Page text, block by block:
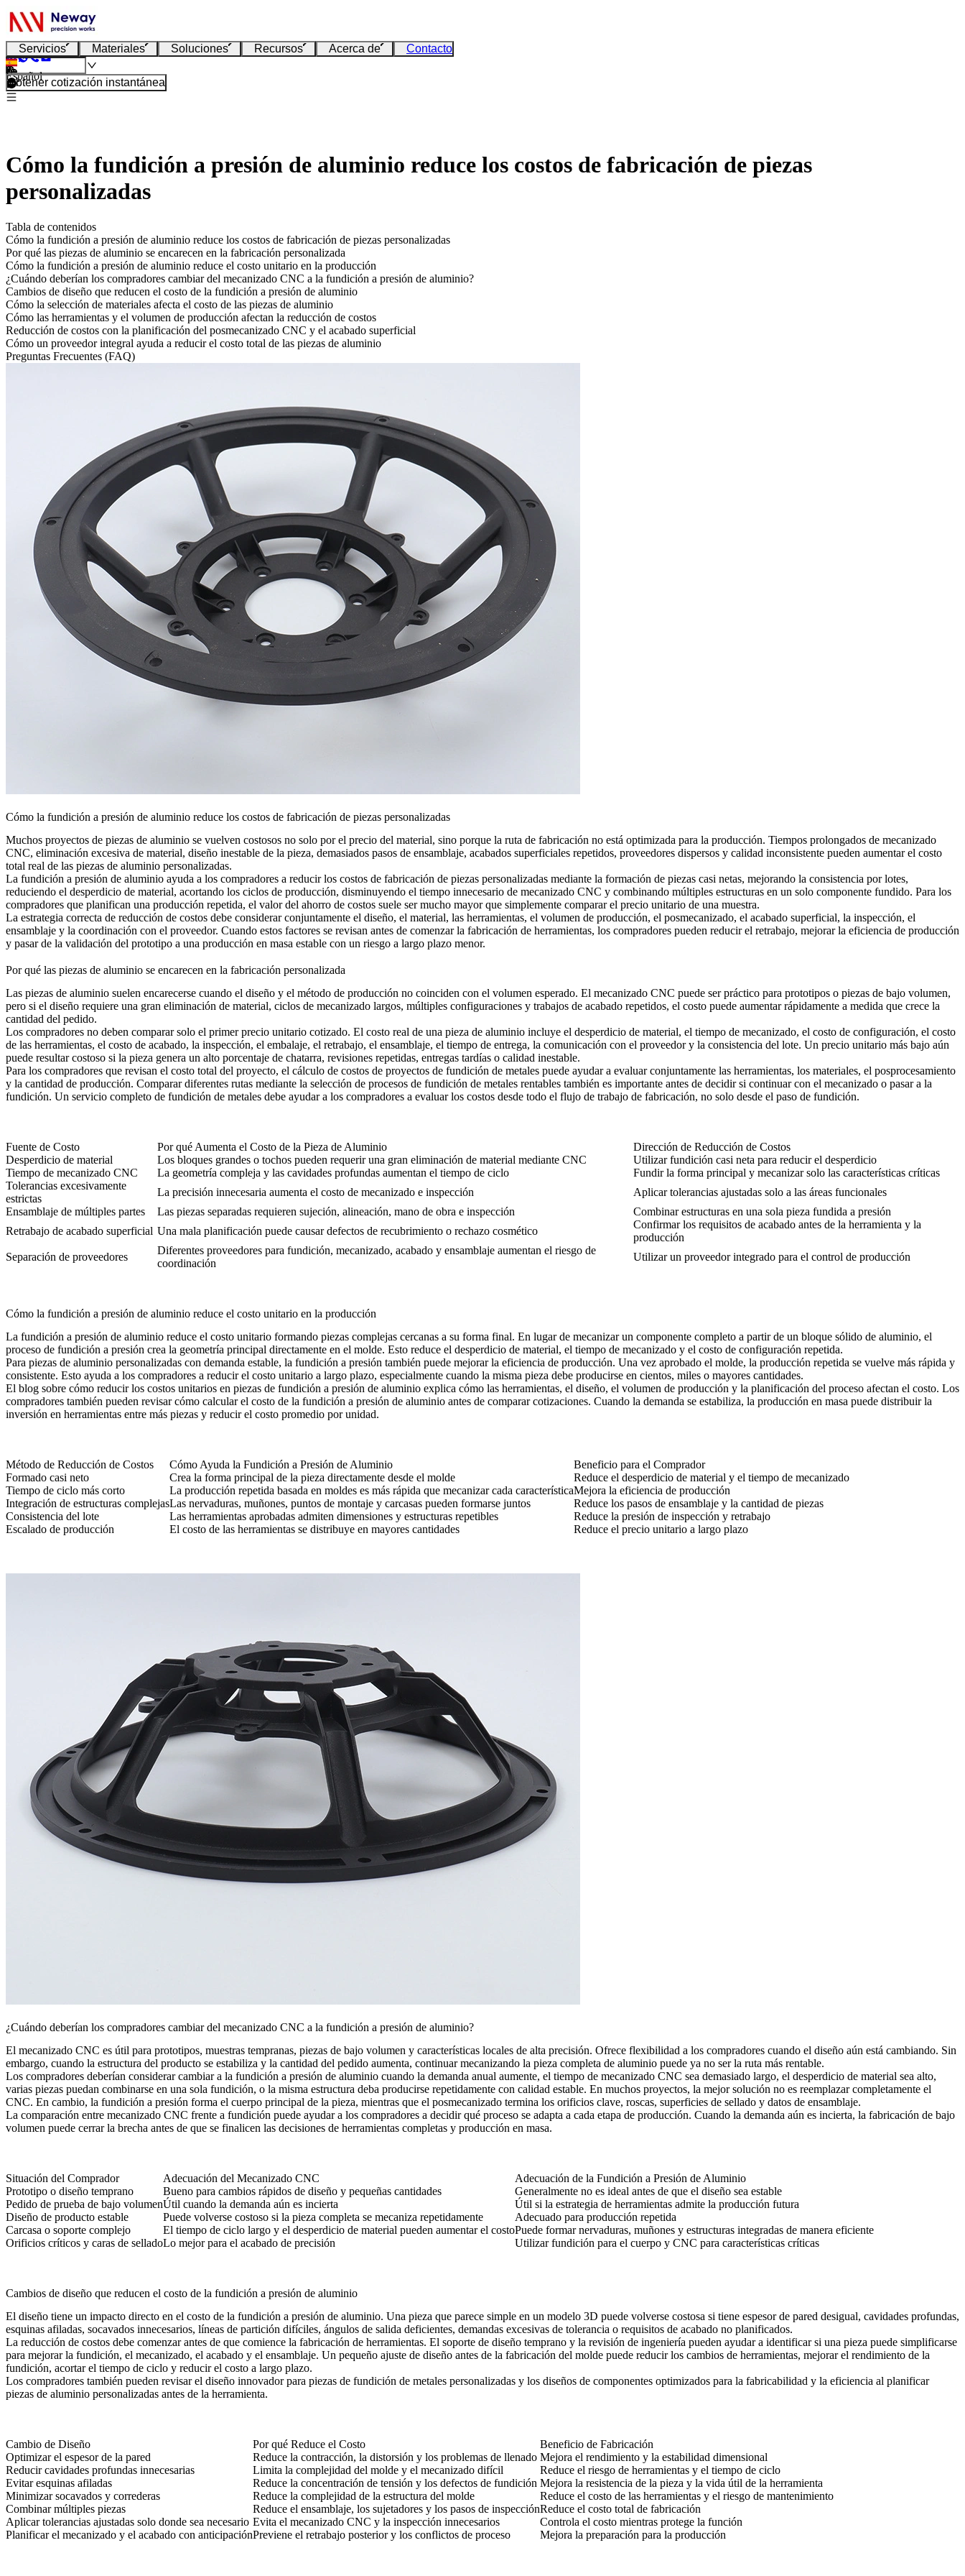
Servicios Materiales Soluciones Recursos Acerca de Contacto
Español
Obtener cotización instantánea
Cómo la fundición a presión de aluminio reduce los costos de fabricación de piezas
personalizadas
Tabla de contenidos
Cómo la fundición a presión de aluminio reduce los costos de fabricación de piezas personalizadas
Por qué las piezas de aluminio se encarecen en la fabricación personalizada
Cómo la fundición a presión de aluminio reduce el costo unitario en la producción
¿Cuándo deberían los compradores cambiar del mecanizado CNC a la fundición a presión de aluminio?
Cambios de diseño que reducen el costo de la fundición a presión de aluminio
Cómo la selección de materiales afecta el costo de las piezas de aluminio
Cómo las herramientas y el volumen de producción afectan la reducción de costos
Reducción de costos con la planificación del posmecanizado CNC y el acabado superficial
Cómo un proveedor integral ayuda a reducir el costo total de las piezas de aluminio
Preguntas Frecuentes (FAQ)
Cómo la fundición a presión de aluminio reduce los costos de fabricación de piezas personalizadas
Muchos proyectos de piezas de aluminio se vuelven costosos no solo por el precio del material, sino porque la ruta de fabricación no está optimizada para la producción. Tiempos prolongados de mecanizado
CNC, eliminación excesiva de material, diseño inestable de la pieza, demasiados pasos de ensamblaje, acabados superficiales repetidos, proveedores dispersos y calidad inconsistente pueden aumentar el costo
total real de las piezas de aluminio personalizadas.
La fundición a presión de aluminio ayuda a los compradores a reducir los costos de fabricación de piezas personalizadas mediante la formación de piezas casi netas, mejorando la consistencia por lotes,
reduciendo el desperdicio de material, acortando los ciclos de producción, disminuyendo el tiempo innecesario de mecanizado CNC y combinando múltiples estructuras en un solo componente fundido. Para los
compradores que planifican una producción repetida, el valor del ahorro de costos suele ser mucho mayor que simplemente comparar el precio unitario de una muestra.
La estrategia correcta de reducción de costos debe considerar conjuntamente el diseño, el material, las herramientas, el volumen de producción, el posmecanizado, el acabado superficial, la inspección, el
ensamblaje y la coordinación con el proveedor. Cuando estos factores se revisan antes de comenzar la fabricación de herramientas, los compradores pueden reducir el retrabajo, mejorar la eficiencia de producción
y pasar de la validación del prototipo a una producción en masa estable con un riesgo a largo plazo menor.
Por qué las piezas de aluminio se encarecen en la fabricación personalizada
Las piezas de aluminio suelen encarecerse cuando el diseño y el método de producción no coinciden con el volumen esperado. El mecanizado CNC puede ser práctico para prototipos o piezas de bajo volumen,
pero si el diseño requiere una gran eliminación de material, ciclos de mecanizado largos, múltiples configuraciones y trabajos de acabado repetidos, el costo puede aumentar rápidamente a medida que crece la
cantidad del pedido.
Los compradores no deben comparar solo el primer precio unitario cotizado. El costo real de una pieza de aluminio incluye el desperdicio de material, el tiempo de mecanizado, el costo de configuración, el costo
de las herramientas, el costo de acabado, la inspección, el embalaje, el retrabajo, el ensamblaje, el tiempo de entrega, la comunicación con el proveedor y la consistencia del lote. Un precio unitario más bajo aún
puede resultar costoso si la pieza genera un alto porcentaje de chatarra, revisiones repetidas, entregas tardías o calidad inestable.
Para los compradores que revisan el costo total del proyecto, el cálculo de costos de proyectos de fundición de metales puede ayudar a evaluar conjuntamente las herramientas, los materiales, el posprocesamiento
y la cantidad de producción. Comparar diferentes rutas mediante la selección de procesos de fundición de metales rentables también es importante antes de decidir si continuar con el mecanizado o pasar a la
fundición. Un servicio completo de fundición de metales debe ayudar a los compradores a evaluar los costos desde todo el flujo de trabajo de fabricación, no solo desde el paso de fundición.
Fuente de Costo Por qué Aumenta el Costo de la Pieza de Aluminio
Dirección de Reducción de Costos
Desperdicio de material
Los bloques grandes o tochos pueden requerir una gran eliminación de material mediante CNC
Utilizar fundición casi neta para reducir el desperdicio
Tiempo de mecanizado CNC
La geometría compleja y las cavidades profundas aumentan el tiempo de ciclo
Fundir la forma principal y mecanizar solo las características críticas
Tolerancias excesivamente
estrictas
La precisión innecesaria aumenta el costo de mecanizado e inspección
Aplicar tolerancias ajustadas solo a las áreas funcionales
Ensamblaje de múltiples partes
Las piezas separadas requieren sujeción, alineación, mano de obra e inspección
Combinar estructuras en una sola pieza fundida a presión
Retrabajo de acabado superficial Una mala planificación puede causar defectos de recubrimiento o rechazo cosmético
Confirmar los requisitos de acabado antes de la herramienta y la
producción
Separación de proveedores
Diferentes proveedores para fundición, mecanizado, acabado y ensamblaje aumentan el riesgo de
coordinación
Utilizar un proveedor integrado para el control de producción
Cómo la fundición a presión de aluminio reduce el costo unitario en la producción
La fundición a presión de aluminio reduce el costo unitario formando piezas complejas cercanas a su forma final. En lugar de mecanizar un componente completo a partir de un bloque sólido de aluminio, el
proceso de fundición a presión crea la geometría principal directamente en el molde. Esto reduce el desperdicio de material, el tiempo de mecanizado y el costo de configuración repetida.
Para piezas de aluminio personalizadas con demanda estable, la fundición a presión también puede mejorar la eficiencia de producción. Una vez aprobado el molde, la producción repetida se vuelve más rápida y
consistente. Esto ayuda a los compradores a reducir el costo unitario a largo plazo, especialmente cuando la misma pieza debe producirse en cientos, miles o mayores cantidades.
El blog sobre cómo reducir los costos unitarios en piezas de fundición a presión de aluminio explica cómo las herramientas, el diseño, el volumen de producción y la planificación del proceso afectan el costo. Los
compradores también pueden revisarcómo calcular el costo de la fundición a presión de aluminio antes de comparar cotizaciones. Cuando la demanda se estabiliza, la producción en masa puede distribuir la
inversión en herramientas entre más piezas y reducir el costo promedio por unidad.
Método de Reducción de Costos Cómo Ayuda la Fundición a Presión de Aluminio
Beneficio para el Comprador
Formado casi neto
Crea la forma principal de la pieza directamente desde el molde
Reduce el desperdicio de material y el tiempo de mecanizado
Tiempo de ciclo más corto
La producción repetida basada en moldes es más rápida que mecanizar cada característicaMejora la eficiencia de producción
Integración de estructuras complejasLas nervaduras, muñones, puntos de montaje y carcasas pueden formarse juntos
Reduce los pasos de ensamblaje y la cantidad de piezas
Consistencia del lote
Las herramientas aprobadas admiten dimensiones y estructuras repetibles
Reduce la presión de inspección y retrabajo
Escalado de producción
El costo de las herramientas se distribuye en mayores cantidades Reduce el precio unitario a largo plazo
¿Cuándo deberían los compradores cambiar del mecanizado CNC a la fundición a presión de aluminio?
El mecanizado CNC es útil para prototipos, muestras tempranas, piezas de bajo volumen y características locales de alta precisión. Ofrece flexibilidad a los compradores cuando el diseño aún está cambiando. Sin
embargo, cuando la estructura del producto se estabiliza y la cantidad del pedido aumenta, continuar mecanizando la pieza completa de aluminio puede ya no ser la ruta más rentable.
Los compradores deberían considerar cambiar a la fundición a presión de aluminio cuando la demanda anual aumente, el tiempo de mecanizado CNC sea demasiado largo, el desperdicio de material sea alto,
varias piezas puedan combinarse en una sola fundición, o la misma estructura deba producirse repetidamente con calidad estable. En muchos proyectos, la mejor solución no es reemplazar completamente el
CNC. En cambio, la fundición a presión forma el cuerpo principal de la pieza, mientras que el posmecanizado termina los orificios clave, roscas, superficies de sellado y datos de ensamblaje.
La comparación entre mecanizado CNC frente a fundición puede ayudar a los compradores a decidir qué proceso se adapta a cada etapa de producción. Cuando la demanda aún es incierta, la fabricación de bajo
volumen puede cerrar la brecha antes de que se finalicen las decisiones de herramientas completas y producción en masa.
Situación del Comprador Adecuación del Mecanizado CNC
Adecuación de la Fundición a Presión de Aluminio
Prototipo o diseño temprano
Bueno para cambios rápidos de diseño y pequeñas cantidades
Generalmente no es ideal antes de que el diseño sea estable
Pedido de prueba de bajo volumenÚtil cuando la demanda aún es incierta
Útil si la estrategia de herramientas admite la producción futura
Diseño de producto estable
Puede volverse costoso si la pieza completa se mecaniza repetidamente
Adecuado para producción repetida
Carcasa o soporte complejo
El tiempo de ciclo largo y el desperdicio de material pueden aumentar el costoPuede formar nervaduras, muñones y estructuras integradas de manera eficiente
Orificios críticos y caras de selladoLo mejor para el acabado de precisión Utilizar fundición para el cuerpo y CNC para características críticas
Cambios de diseño que reducen el costo de la fundición a presión de aluminio
El diseño tiene un impacto directo en el costo de la fundición a presión de aluminio. Una pieza que parece simple en un modelo 3D puede volverse costosa si tiene espesor de pared desigual, cavidades profundas,
esquinas afiladas, socavados innecesarios, líneas de partición difíciles, ángulos de salida deficientes, demandas excesivas de tolerancia o requisitos de acabado no planificados.
La reducción de costos debe comenzar antes de que comience la fabricación de herramientas. El soporte de diseño temprano y la revisión de ingeniería pueden ayudar a identificar si una pieza puede simplificarse
para mejorar la fundición, el mecanizado, el acabado y el ensamblaje. Un pequeño ajuste de diseño antes de la fabricación del molde puede reducir los cambios de herramientas, mejorar el rendimiento de la
fundición, acortar el tiempo de ciclo y reducir el costo a largo plazo.
Los compradores también pueden revisar el diseño innovador para piezas de fundición de metales personalizadas y los diseños de componentes optimizados para la fabricabilidad y la eficiencia al planificar
piezas de aluminio personalizadas antes de la herramienta.
Cambio de Diseño Por qué Reduce el Costo
Beneficio de Fabricación
Optimizar el espesor de la pared
Reduce la contracción, la distorsión y los problemas de llenado Mejora el rendimiento y la estabilidad dimensional
Reducir cavidades profundas innecesarias
Limita la complejidad del molde y el mecanizado difícil
Reduce el riesgo de herramientas y el tiempo de ciclo
Evitar esquinas afiladas
Reduce la concentración de tensión y los defectos de fundición Mejora la resistencia de la pieza y la vida útil de la herramienta
Minimizar socavados y correderas
Reduce la complejidad de la estructura del molde
Reduce el costo de las herramientas y el riesgo de mantenimiento
Combinar múltiples piezas
Reduce el ensamblaje, los sujetadores y los pasos de inspecciónReduce el costo total de fabricación
Aplicar tolerancias ajustadas solo donde sea necesario Evita el mecanizado CNC y la inspección innecesarios
Controla el costo mientras protege la función
Planificar el mecanizado y el acabado con anticipaciónPreviene el retrabajo posterior y los conflictos de proceso Mejora la preparación para la producción